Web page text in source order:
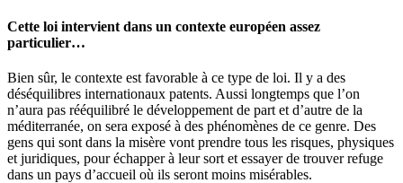
Cette loi intervient dans un contexte européen assez
particulier…
Bien sûr, le contexte est favorable à ce type de loi. Il y a des
déséquilibres internationaux patents. Aussi longtemps que l’on
n’aura pas rééquilibré le développement de part et d’autre de la
méditerranée, on sera exposé à des phénomènes de ce genre. Des
gens qui sont dans la misère vont prendre tous les risques, physiques
et juridiques, pour échapper à leur sort et essayer de trouver refuge
dans un pays d’accueil où ils seront moins misérables.